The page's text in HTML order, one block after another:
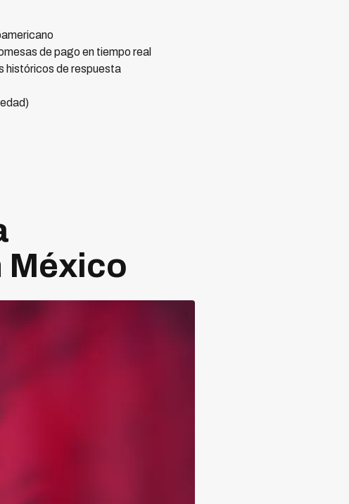
de pago en tiempo real
históricos de respuesta
México